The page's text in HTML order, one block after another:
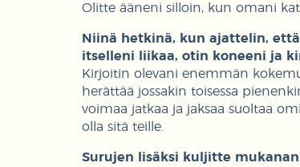
Olitte ääneni silloin, kun omani
Niinä hetkinä, kun ajattelin,
itselleni liikaa, otin koneeni ja
Kirjoitin olevani enemmän
herättää jossakin toisessa
voimaa jatkaa ja jaksaa suoltaa
olla sitä teille.
Surujen lisäksi kuljitte